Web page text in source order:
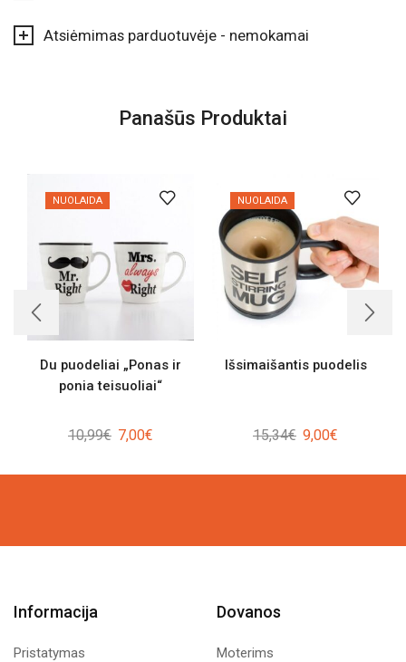
Atsiėmimas parduotuvėje - nemokamai
Panašūs Produktai
NUOLAIDA
Du puodeliai „Ponas ir
ponia teisuoliai“
10,99€ Original
was:
7,00€
is:
NUOLAIDA
Išsimaišantis puodelis
15,34€ Original
was:
9,00€
is:
Informacija
Pristatymas
Dovanos
Moterims